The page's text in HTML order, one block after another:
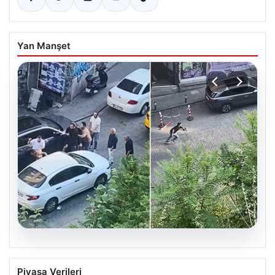
Yan Manşet
05.08.2026
Beyoğlu’nda Şok Olay: Çıplak Adam ve
Piyasa Verileri